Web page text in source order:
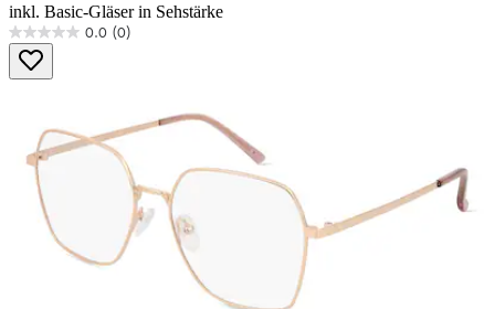
inkl. Basic-Gläser in Sehstärke
0.0 (0)
0.0
von
5